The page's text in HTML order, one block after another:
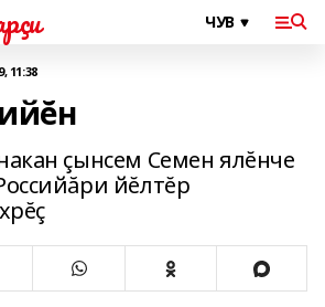
11:38
çынсем Семен ялĕнче
йĕлтĕр